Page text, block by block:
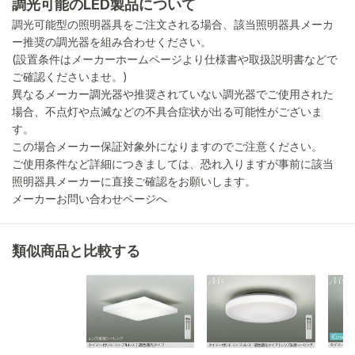
調光可能のLED製品について
調光可能型の照明器具をご注文される場合、該当照明器具メーカ
ー推奨の調光器を組み合わせください。
(設置条件はメーカーホームページより仕様書や取扱説明書などで
ご確認くださいませ。)
異なるメーカー調光器や推奨されていない調光器でご使用された
場合、不点灯や点滅などの不具合症状が出る可能性がございま
す。
この場合メーカー保証対象外になりますのでご注意ください。
ご使用条件など詳細につきましては、恐れ入りますが事前に該当
照明器具メーカーに直接ご確認をお願いします。
メーカーお問い合わせページへ
類似商品と比較する